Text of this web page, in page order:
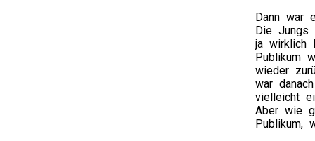
Dann war
Die Jungs
ja wirklich
Publikum
wieder
war
vielleicht
Aber wie
Publikum,